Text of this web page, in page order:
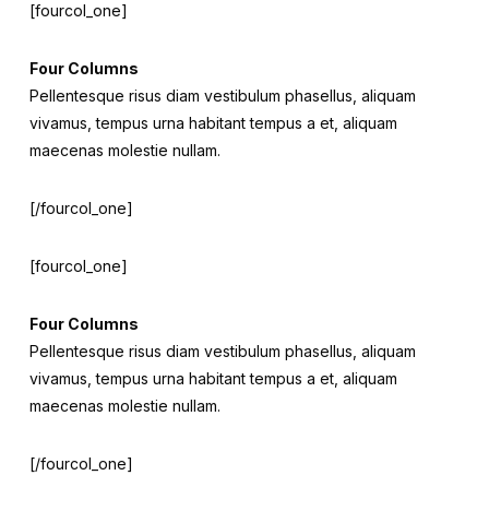
[fourcol_one]
Four Columns
Pellentesque risus diam vestibulum phasellus, aliquam
vivamus, tempus urna habitant tempus a et, aliquam
maecenas molestie nullam.
[/fourcol_one]
[fourcol_one]
Four Columns
Pellentesque risus diam vestibulum phasellus, aliquam
vivamus, tempus urna habitant tempus a et, aliquam
maecenas molestie nullam.
[/fourcol_one]